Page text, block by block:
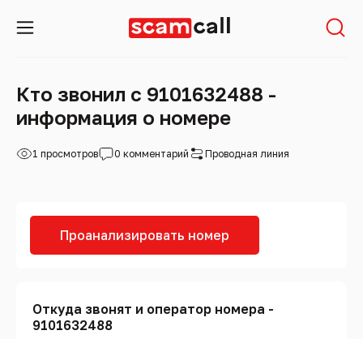
Кто звонил с 9101632488 -
информация о номере
1 просмотров 0 комментарий Проводная линия
Проанализировать номер
Откуда звонят и оператор номера -
9101632488